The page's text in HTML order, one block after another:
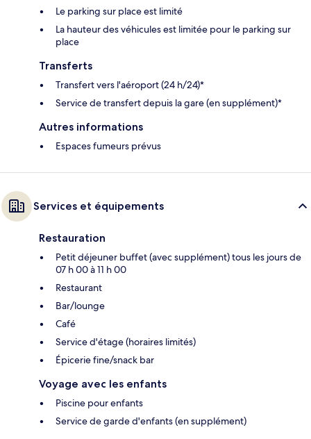
Le parking sur place est limité
La hauteur des véhicules est limitée pour le parking sur
place
Transferts
Transfert vers l'aéroport (24 h/24)*
Service de transfert depuis la gare (en supplément)*
Autres informations
Espaces fumeurs prévus
Services et équipements
Restauration
Petit déjeuner buffet (avec supplément) tous les jours de
07 h 00 à 11 h 00
Restaurant
Bar/lounge
Café
Service d'étage (horaires limités)
Épicerie fine/snack bar
Voyage avec les enfants
Piscine pour enfants
Service de garde d'enfants (en supplément)